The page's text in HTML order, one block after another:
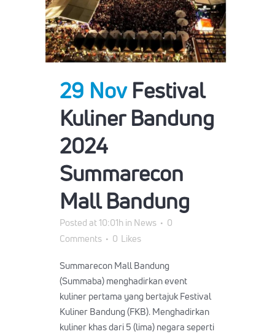
29 Nov Festival
Kuliner Bandung
2024
Summarecon
Mall Bandung
Posted at 10:01hinNews
0
Comments
0 Likes
Summarecon Mall Bandung
(Summaba) menghadirkan event
kuliner pertama yang bertajuk Festival
Kuliner Bandung (FKB). Menghadirkan
kuliner khas dari 5 (lima) negara seperti